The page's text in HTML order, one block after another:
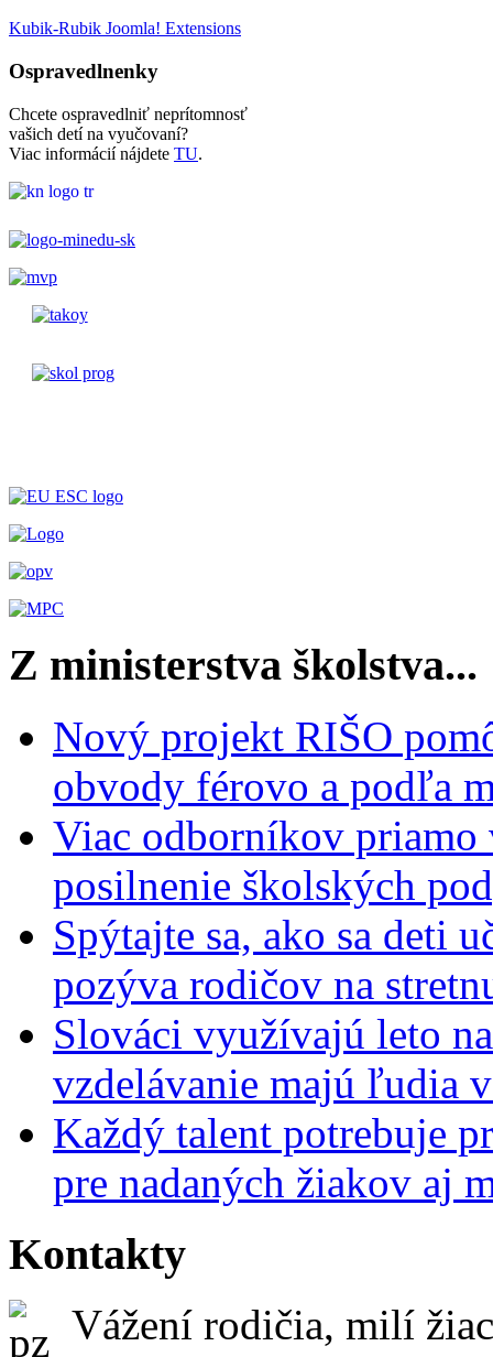
Kubik-Rubik Joomla! Extensions
Ospravedlnenky
Chcete ospravedlniť neprítomnosť
vašich detí na vyučovaní?
Viac informácií nájdete TU.
Z ministerstva školstva...
Nový projekt RIŠO
obvody férovo a podľa
Viac odborníkov priamo
posilnenie školských
Spýtajte sa, ako sa deti
pozýva rodičov na
Slováci využívajú leto
vzdelávanie majú ľudia
Každý talent potrebuje
pre nadaných žiakov aj
Kontakty
Vážení rodičia, milí